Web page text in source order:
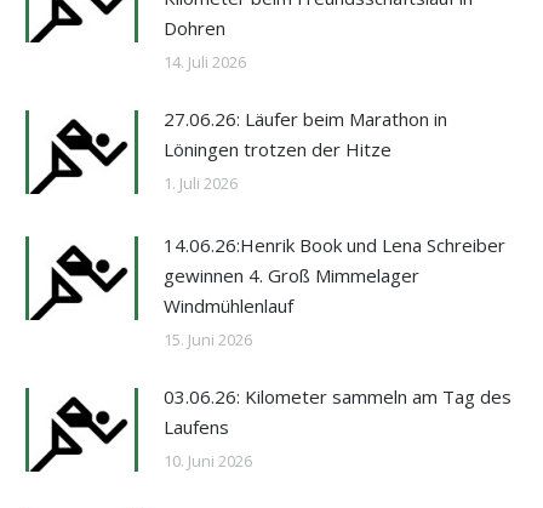
Dohren
14. Juli 2026
27.06.26: Läufer beim Marathon in
Löningen trotzen der Hitze
1. Juli 2026
14.06.26:Henrik Book und Lena Schreiber
gewinnen 4. Groß Mimmelager
Windmühlenlauf
15. Juni 2026
03.06.26: Kilometer sammeln am Tag des
Laufens
10. Juni 2026